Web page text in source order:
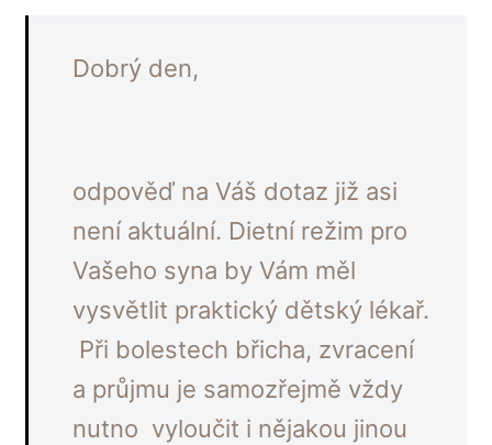
Dobrý den,
odpověď na Váš dotaz již asi
není aktuální. Dietní režim pro
Vašeho syna by Vám měl
vysvětlit praktický dětský lékař.
Při bolestech břicha, zvracení
a průjmu je samozřejmě vždy
nutno vyloučit i nějakou jinou